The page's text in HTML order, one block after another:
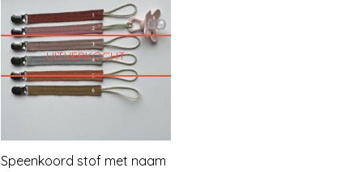
UITVERKOCHT
Speenkoord stof met naam